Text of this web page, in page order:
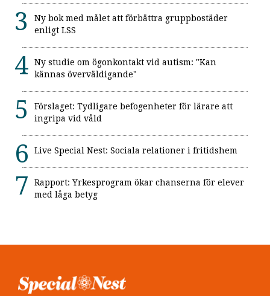
Ny bok med målet att förbättra gruppbostäder
enligt LSS
Ny studie om ögonkontakt vid autism: "Kan
kännas överväldigande"
Förslaget: Tydligare befogenheter för lärare att
ingripa vid våld
Live Special Nest: Sociala relationer i fritidshem
Rapport: Yrkesprogram ökar chanserna för elever
med låga betyg